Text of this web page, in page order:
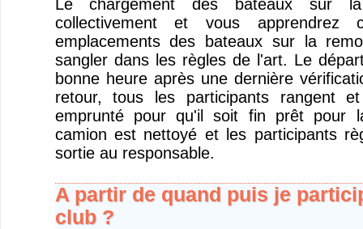
Le chargement des bateaux sur
collectivement et vous apprendrez
emplacements des bateaux sur la
sangler dans les règles de l'art. Le
bonne heure après une dernière
retour, tous les participants rangent
emprunté pour qu'il soit fin prêt pour
camion est nettoyé et les participants
sortie au responsable.
A partir de quand puis je
club ?